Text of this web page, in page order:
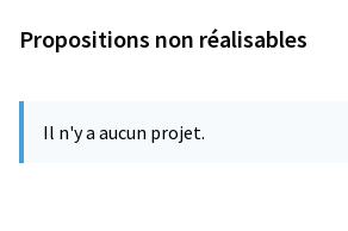
Propositions non réalisables
Il n'y a aucun projet.